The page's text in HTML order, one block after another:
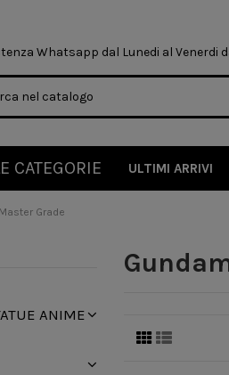
Whatsapp dal Lunedi al Venerdi
CATEGORIE ULTIMI ARRIVI
Grade
ANIME